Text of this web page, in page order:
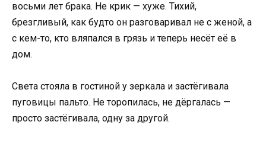
восьми лет брака. Не крик — хуже. Тихий,
брезгливый, как будто он разговаривал не с женой, а
с кем-то, кто вляпался в грязь и теперь несёт её в
дом.
Света стояла в гостиной у зеркала и застёгивала
пуговицы пальто. Не торопилась, не дёргалась —
просто застёгивала, одну за другой.